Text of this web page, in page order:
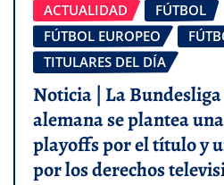
ACTUALIDAD
FÚTBOL
FÚTBOL EUROPEO
TITULARES DEL DÍA
Noticia | La
alemana se plantea
playoffs por el título y
por los derechos